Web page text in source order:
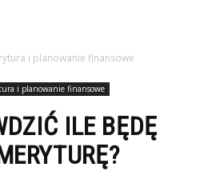
i planowanie finansowe
i planowanie finansowe
ILE BĘDĘ